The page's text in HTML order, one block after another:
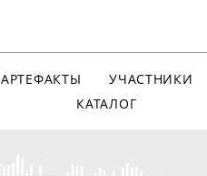
АРТЕФАКТЫ
УЧАСТНИКИ
КАТАЛОГ